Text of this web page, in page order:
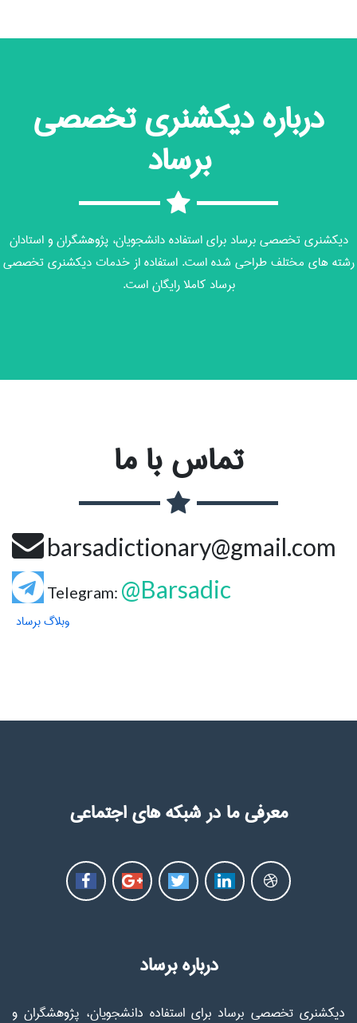
درباره دیکشنری تخصصی
برساد
دیکشنری تخصصی برساد برای استفاده دانشجویان، پژوهشگران و استادان
رشته های مختلف طراحی شده است. استفاده از خدمات دیکشنری تخصصی
برساد کاملا رایگان است.
تماس با ما
barsadictionary@gmail.com
Telegram: @Barsadic
وبلاگ برساد
معرفی ما در شبکه های اجتماعی
درباره برساد
دیکشنری تخصصی برساد برای استفاده دانشجویان، پژوهشگران و